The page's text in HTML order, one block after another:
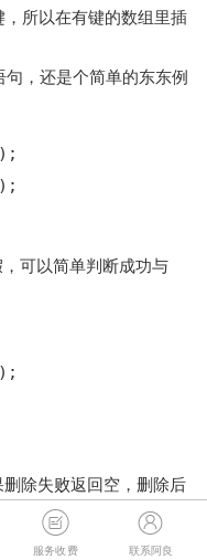

服务收费

联系阿良
所以在有键的数组里插
，还是个简单的东东例
可以简单判断成功与
除失败返回空，删除后